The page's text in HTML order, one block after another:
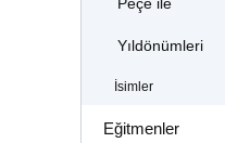
Peçe ile
Yıldönümleri
İsimler
Eğitmenler